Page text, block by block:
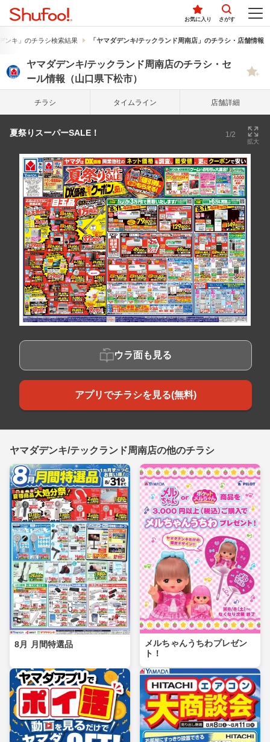
お気に入り さがす
ンキ」のチラシ検索結果 「ヤマダデンキ/テックランド周南店」のチラシ・店舗情報
ヤマダデンキ/テックランド周南店のチラシ・セ
ール情報（山口県下松市）
チラシ タイム ライン 店舗詳細
夏祭りスーパーSALE！ 1/2
拡大
ウラ面も見る
アプリでチラシを見る(無料)
ヤマダデンキ/テックランド周南店の他のチラシ
8月 月間特選品
メルちゃんうちわプレゼン
ト！